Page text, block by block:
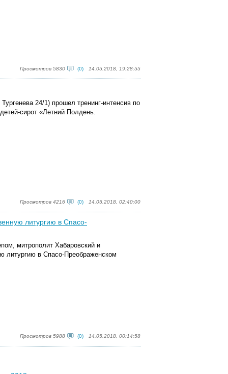
Просмотров 5830 (0) 14.05.2018, 19:28:55
24/1) прошел тренинг-интенсив по
сирот «Летний Полдень.
Просмотров 4216 (0) 14.05.2018, 02:40:00
литургию в Спасо-
митрополит Хабаровский и
литургию в Спасо-Преображенском
Просмотров 5988 (0) 14.05.2018, 00:14:58